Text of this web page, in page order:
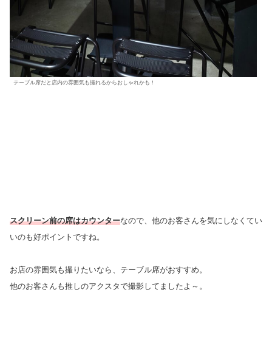
テーブル席だと店内の雰囲気も撮れるからおしゃれかも！
スクリーン前の席はカウンターなので、他のお客さんを気にしなくてい
いのも好ポイントですね。
お店の雰囲気も撮りたいなら、テーブル席がおすすめ。
他のお客さんも推しのアクスタで撮影してましたよ～。